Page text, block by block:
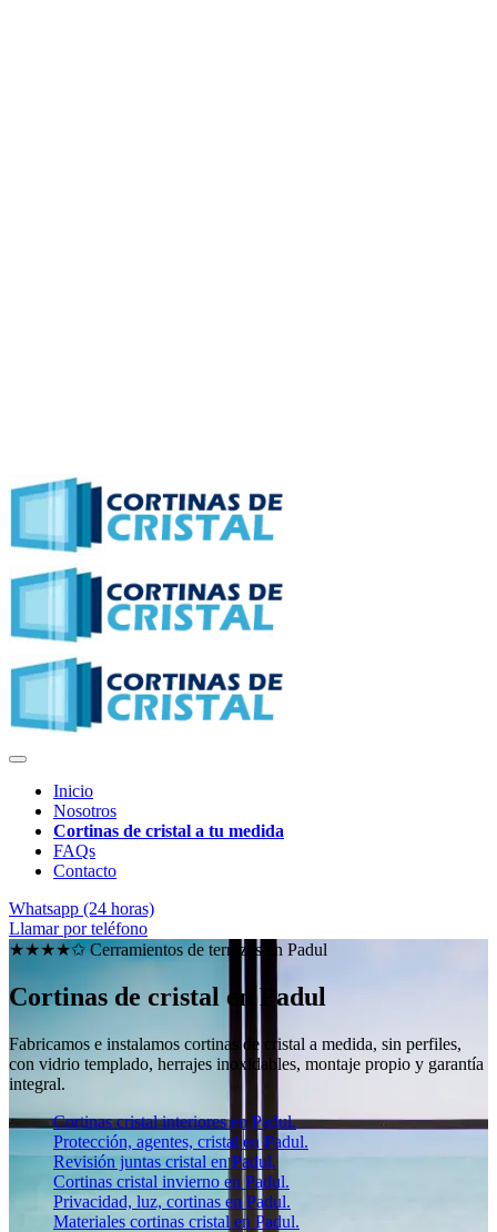
Inicio
Nosotros
Cortinas de cristal a tu medida
FAQs
Contacto
Whatsapp (24 horas)
Llamar por teléfono
★★★★✩ Cerramientos de terrazas en Padul
Cortinas de cristal en Padul
Fabricamos e instalamos cortinas de cristal a medida, sin perfiles,
con vidrio templado, herrajes inoxidables, montaje propio y garantía
integral.
Cortinas cristal interiores en Padul.
Protección, agentes, cristal en Padul.
Revisión juntas cristal en Padul.
Cortinas cristal invierno en Padul.
Privacidad, luz, cortinas en Padul.
Materiales cortinas cristal en Padul.